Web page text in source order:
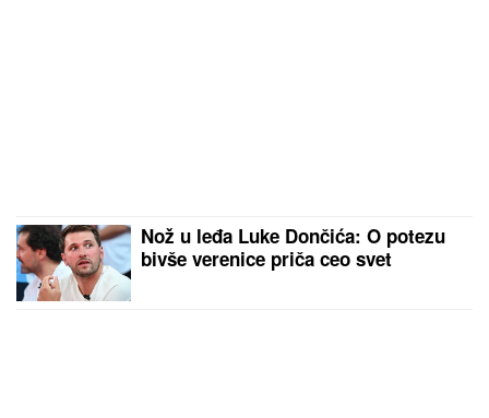
Nož u leđa Luke Dončića: O potezu
bivše verenice priča ceo svet